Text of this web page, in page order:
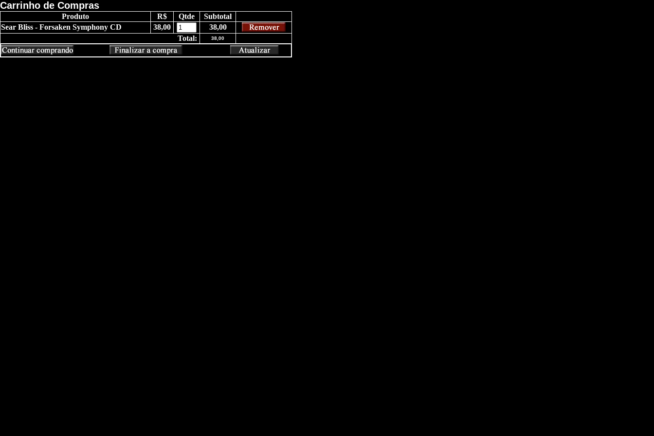
Carrinho de Compras
Produto R$ Qtde
Subtotal
Sear Bliss - Forsaken Symphony CD
38,00
38,00
Total:
38,00